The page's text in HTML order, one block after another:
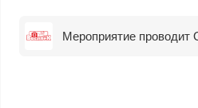
Мероприятие проводит